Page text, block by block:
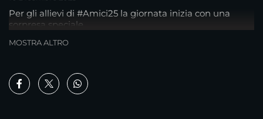
Per gli allievi di #Amici25 la giornata inizia con una
sorpresa speciale
MOSTRA ALTRO